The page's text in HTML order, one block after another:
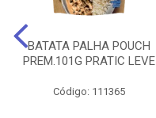
BATATA PALHA POUCH
PREM.101G PRATIC LEVE
Código: 111365